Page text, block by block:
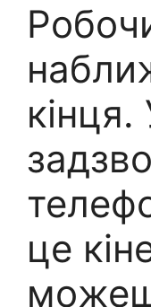
кiнця.
це